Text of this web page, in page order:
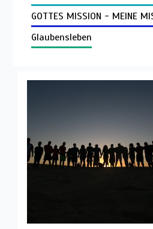
GOTTES MISSION - MEINE
Glaubensleben